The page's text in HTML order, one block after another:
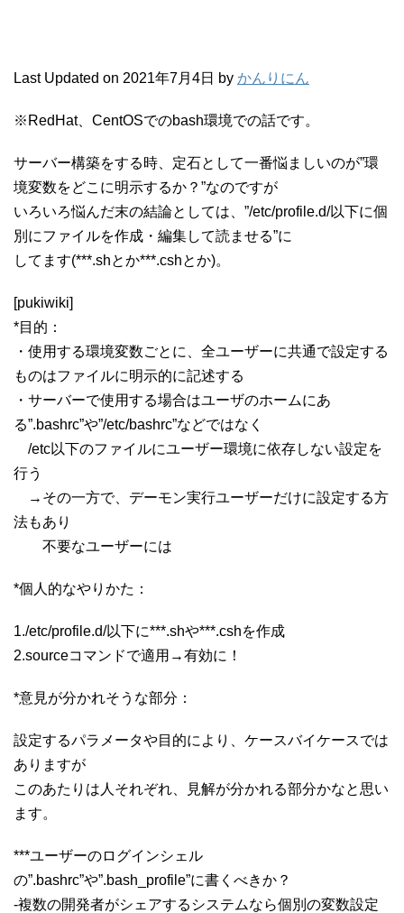
Last Updated on 2021年7月4日 by かんりにん
※RedHat、CentOSでのbash環境での話です。
サーバー構築をする時、定石として一番悩ましいのが”環
境変数をどこに明示するか？”なのですが
いろいろ悩んだ末の結論としては、”/etc/profile.d/以下に個
別にファイルを作成・編集して読ませる”に
してます(***.shとか***.cshとか)。
[pukiwiki]
*目的：
・使用する環境変数ごとに、全ユーザーに共通で設定する
ものはファイルに明示的に記述する
・サーバーで使用する場合はユーザのホームにあ
る”.bashrc”や”/etc/bashrc”などではなく
/etc以下のファイルにユーザー環境に依存しない設定を
行う
→その一方で、デーモン実行ユーザーだけに設定する方
法もあり
不要なユーザーには
*個人的なやりかた：
1./etc/profile.d/以下に***.shや***.cshを作成
2.sourceコマンドで適用→有効に！
*意見が分かれそうな部分：
設定するパラメータや目的により、ケースバイケースでは
ありますが
このあたりは人それぞれ、見解が分かれる部分かなと思い
ます。
***ユーザーのログインシェル
の”.bashrc”や”.bash_profile”に書くべきか？
-複数の開発者がシェアするシステムなら個別の変数設定